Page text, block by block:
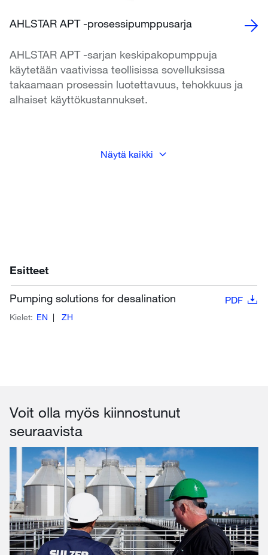
AHLSTAR APT -prosessipumppusarja
AHLSTAR APT -sarjan keskipakopumppuja
käytetään vaativissa teollisissa sovelluksissa
takaamaan prosessin luotettavuus, tehokkuus ja
alhaiset käyttökustannukset.
Näytä kaikki
Esitteet
Pumping solutions for desalination PDF
Kielet: EN ZH
Voit olla myös kiinnostunut
seuraavista